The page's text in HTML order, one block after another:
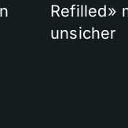
Refilled»
unsicher